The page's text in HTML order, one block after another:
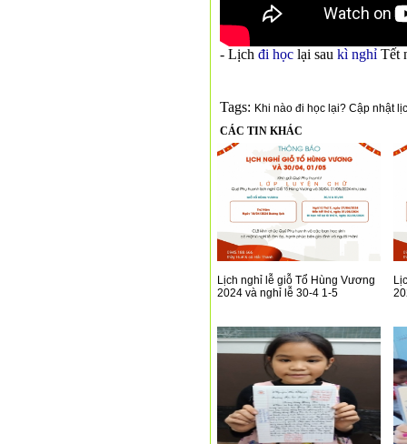
- Lịch đi học lại sau kì nghỉ Tết
Tags: Khi nào đi học lại? Cập nhật
CÁC TIN KHÁC
Lịch nghỉ lễ giỗ Tổ Hùng Vương
2024 và nghỉ lễ 30-4 1-5